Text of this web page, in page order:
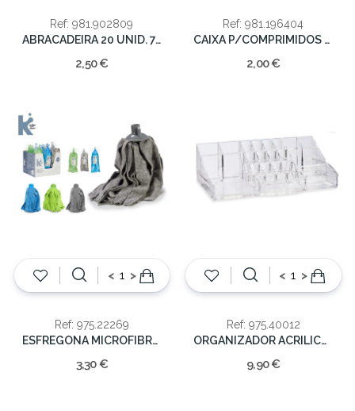
Ref: 981.902809
ABRACADEIRA 20 UNID. 7.5MMX450MM
2,50 €
Ref: 981.196404
CAIXA P/COMPRIMIDOS 1X5CM
2,00 €
< >
Ref: 975.22269
ESFREGONA MICROFIBRA 140 GRS
3,30 €
< >
Ref: 975.40012
ORGANIZADOR ACRILICO 20 DIVISOES
9,90 €